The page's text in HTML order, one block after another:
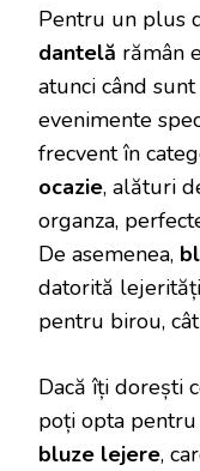
Pentru un plus
dantelă rămân
atunci când
evenimente
frecvent în
ocazie, alături
organza,
De asemenea,
datorită
pentru birou,
Dacă îți dorești
poți opta pentru
bluze lejere,